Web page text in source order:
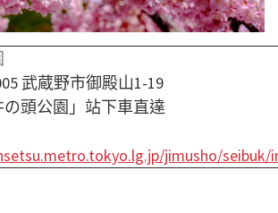
武蔵野市御殿山1-19
頭公園」站下車直達
jimusho/seibuk/